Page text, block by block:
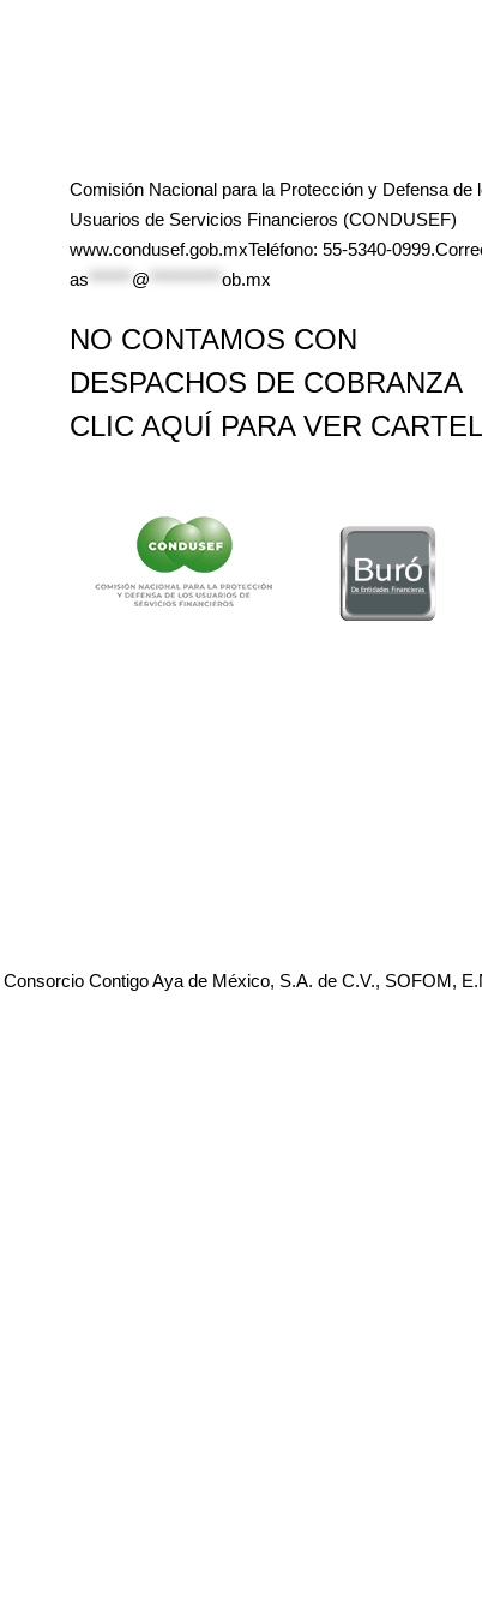
Comisión Nacional para la Protección y Defensa de
Usuarios de Servicios Financieros (CONDUSEF)
www.condusef.gob.mxTeléfono: 55-5340-
as
@ ob.mx
NO CONTAMOS CON
DESPACHOS DE COBRANZA
CLIC AQUÍ PARA VER CARTEL
Contigo Aya de México, S.A. de C.V., SOFOM,